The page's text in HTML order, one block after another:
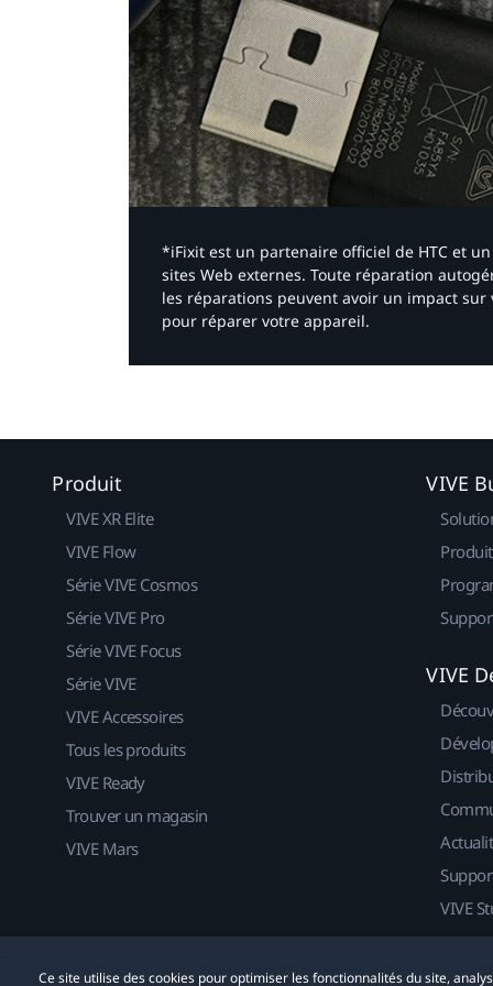
*iFixit est un partenaire officiel de HTC et
sites Web externes. Toute réparation
les réparations peuvent avoir un impact
pour réparer votre appareil.​
Ce site utilise des cookies pour optimiser les fonctionnalités du site,
Produit
VIVE XR Elite
VIVE Flow
Série VIVE Cosmos
Série VIVE Pro
Série VIVE Focus
Série VIVE
VIVE Accessoires
Tous les produits
VIVE Ready
Trouver un magasin
VIVE Mars
VIVE
VIVE
VIVE